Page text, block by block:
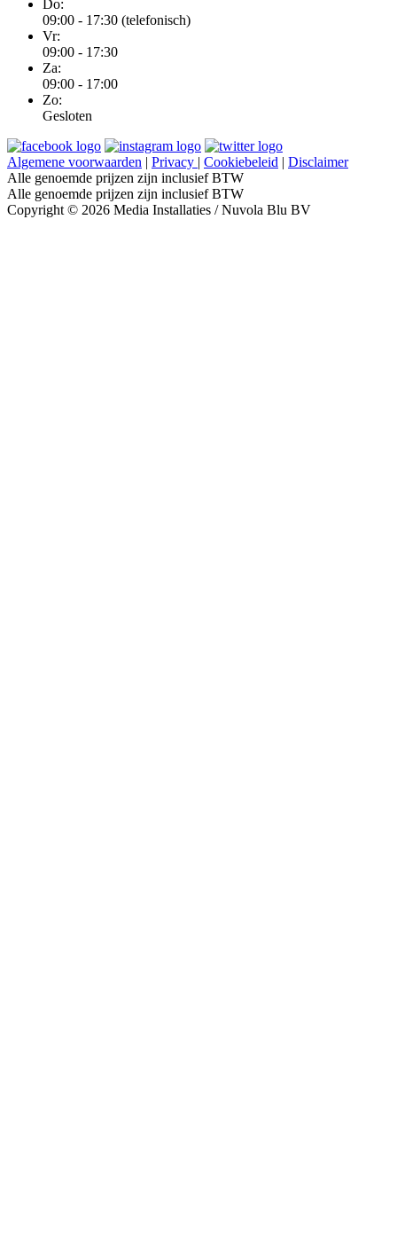
Do:
09:00 - 17:30 (telefonisch)
Vr:
09:00 - 17:30
Za:
09:00 - 17:00
Zo:
Gesloten
Algemene voorwaarden | Privacy | Cookiebeleid | Disclaimer
Alle genoemde prijzen zijn inclusief BTW
Alle genoemde prijzen zijn inclusief BTW
Copyright © 2026 Media Installaties / Nuvola Blu BV